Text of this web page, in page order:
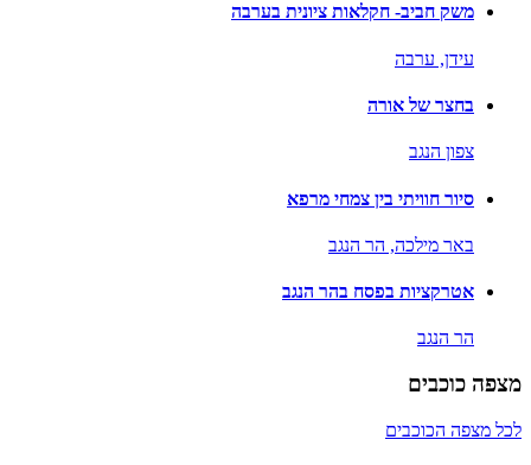
משק חביב- חקלאות ציונית בערבה
עידן, ערבה
בחצר של אורה
צפון הנגב
סיור חוויתי בין צמחי מרפא
באר מילכה, הר הנגב
אטרקציות בפסח בהר הנגב
הר הנגב
מצפה כוכבים
לכל מצפה הכוכבים